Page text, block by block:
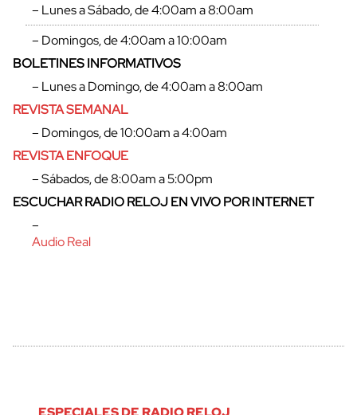
– Lunes a Sábado, de 4:00am a 8:00am
– Domingos, de 4:00am a 10:00am
BOLETINES INFORMATIVOS
– Lunes a Domingo, de 4:00am a 8:00am
REVISTA SEMANAL
– Domingos, de 10:00am a 4:00am
REVISTA ENFOQUE
– Sábados, de 8:00am a 5:00pm
ESCUCHAR RADIO RELOJ EN VIVO POR INTERNET
–
Audio Real